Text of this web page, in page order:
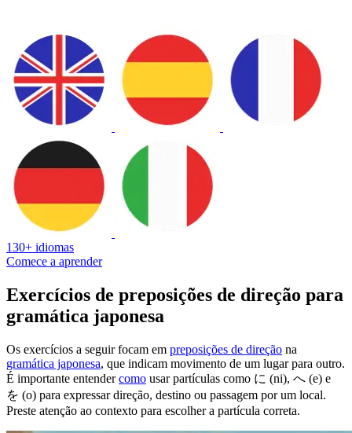
130+ idiomas
Comece a aprender
Exercícios de preposições de direção para
gramática japonesa
Os exercícios a seguir focam em preposições de direção na
gramática japonesa, que indicam movimento de um lugar para outro.
É importante entendercomo usar partículas como に (ni), へ (e) e
を (o) para expressar direção, destino ou passagem por um local.
Preste atenção ao contexto para escolher a partícula correta.